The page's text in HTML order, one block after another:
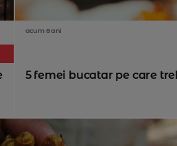
acum 8 ani
5 femei bucatar pe care